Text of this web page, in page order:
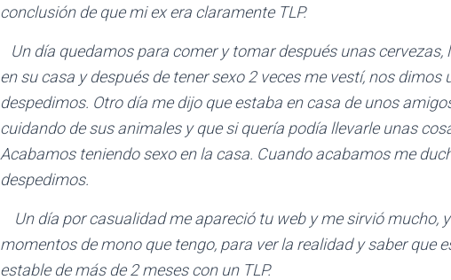
conclusión de que mi ex era claramente TLP.
Un día quedamos para comer y tomar después unas cervezas,
en su casa y después de tener sexo 2 veces me vestí, nos dimos
despedimos. Otro día me dijo que estaba en casa de unos
cuidando de sus animales y que si quería podía llevarle unas
Acabamos teniendo sexo en la casa. Cuando acabamos me
despedimos.
Un día por casualidad me apareció tu web y me sirvió mucho,
momentos de mono que tengo, para ver la realidad y saber que
estable de más de 2 meses con un TLP.